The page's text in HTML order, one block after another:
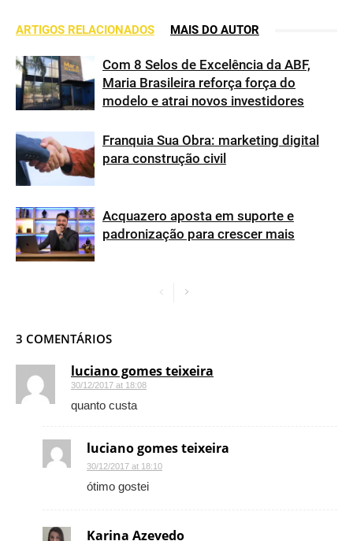
ARTIGOS RELACIONADOS MAIS DO AUTOR
Com 8 Selos de Excelência da ABF,
Maria Brasileira reforça força do
modelo e atrai novos investidores
Franquia Sua Obra: marketing digital
para construção civil
Acquazero aposta em suporte e
padronização para crescer mais
3 COMENTÁRIOS
luciano gomes teixeira
30/12/2017 at 18:08
quanto custa
luciano gomes teixeira
30/12/2017 at 18:10
ótimo gostei
Karina Azevedo